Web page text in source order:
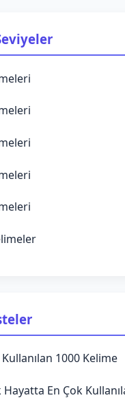
1000 Kelime
En Çok